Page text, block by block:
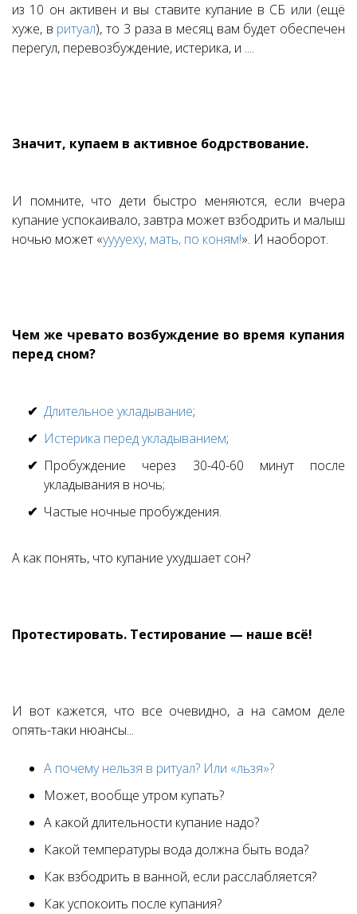
из 10 он активен и вы ставите купание в СБ или (ещё
хуже, в ритуал), то 3 раза в месяц вам будет обеспечен
перегул, перевозбуждение, истерика, и ....
Значит, купаем в активное бодрствование.
И помните, что дети быстро меняются, если вчера
купание успокаивало, завтра может взбодрить и малыш
ночью может «ууууеху, мать, по коням!». И наоборот.
Чем же чревато возбуждение во время купания
перед сном?
Длительное укладывание;
Истерика перед укладыванием;
Пробуждение через 30-40-60 минут после
укладывания в ночь;
Частые ночные пробуждения.
А как понять, что купание ухудшает сон?
Протестировать. Тестирование — наше всё!
И вот кажется, что все очевидно, а на самом деле
опять-таки нюансы...
А почему нельзя в ритуал? Или «льзя»?
Может, вообще утром купать?
А какой длительности купание надо?
Какой температуры вода должна быть вода?
Как взбодрить в ванной, если расслабляется?
Как успокоить после купания?